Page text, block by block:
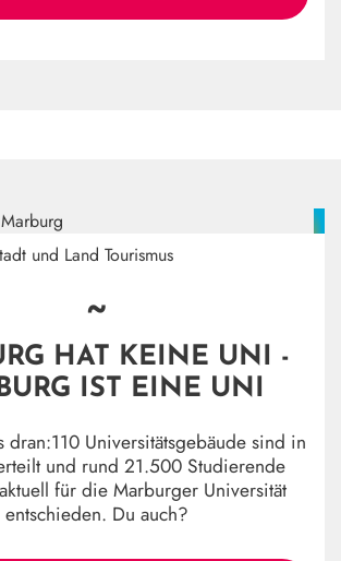
und Land Tourismus
~
HAT KEINE UNI -
IST EINE UNI
dran:110 Universitätsgebäude sind in
und rund 21.500 Studierende
für die Marburger Universität
entschieden. Du auch?